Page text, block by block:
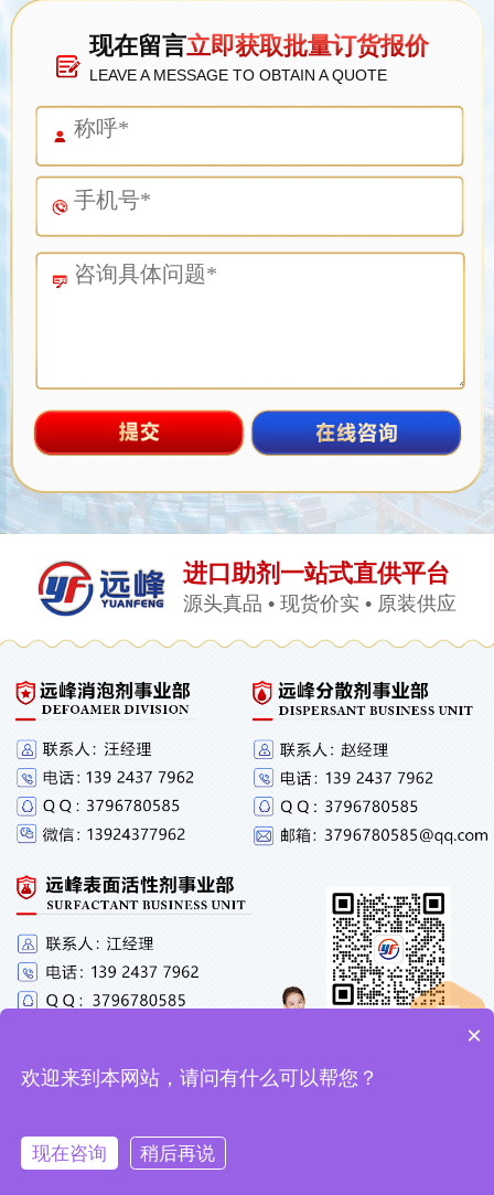
现在留言立即获取批量订货报价
LEAVE A MESSAGE TO OBTAIN A QUOTE
进口助剂一站式直供平台
源头真品 • 现货价实 • 原装供应
微信咨询 电话咨询
×
欢迎来到本网站，请问有什么可以帮您？
现在咨询 稍后再说